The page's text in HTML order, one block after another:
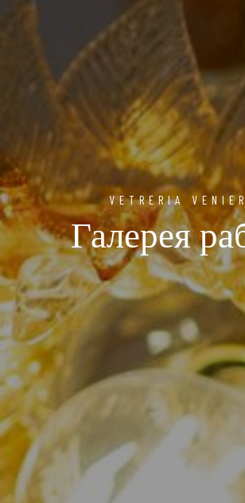
VETRERIA
Галерея